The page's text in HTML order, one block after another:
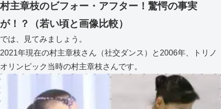
村主章枝のビフォー・アフター！驚愕の事実
が！？（若い頃と画像比較）
では、見てみましょう。
2021年現在の村主章枝さん（社交ダンス）と2006年、トリノ
オリンピック当時の村主章枝さんです。